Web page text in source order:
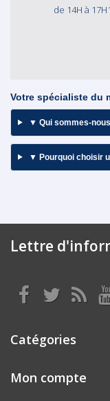
de 14H à
Votre spécialiste du
▼ Qui sommes-
▼ Pourquoi choisir
Lettre
Catégories
Mon compte